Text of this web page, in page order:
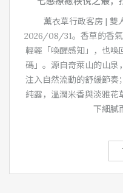
薰衣草行政客房 | 雙
2026/08/31。香草的香
輕輕「喚醒感知」，也喚
碼」。源自奇萊山的山泉
注入自然流動的舒緩節奏
純露，溫潤米香與淡雅花
下細膩